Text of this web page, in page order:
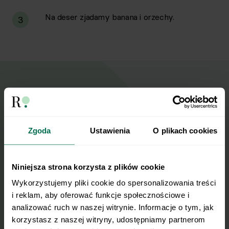
Zgoda Ustawienia O plikach cookies
Niniejsza strona korzysta z plików cookie
Wykorzystujemy pliki cookie do spersonalizowania treści
i reklam, aby oferować funkcje społecznościowe i
analizować ruch w naszej witrynie. Informacje o tym, jak
korzystasz z naszej witryny, udostępniamy partnerom
3 Na deser zjadamy banana i orzechy.
Wyślij przepis na e-mail
Nasze najlepsze przepisy, prosto na Twoja
Zapisz się do naszego Newslettera
Imię
Email